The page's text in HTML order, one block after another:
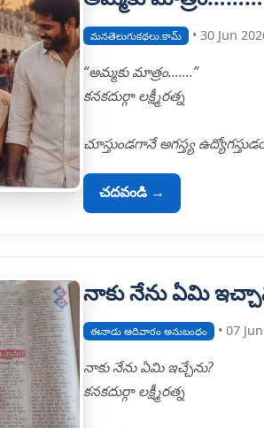
మనతెలుగుకథలు.కామ్ • 30 Jun
“అమ్మకు మాత్రం…….”
కనకదుర్గా లక్ష్మీరత్న
చూస్తుండగానే అగస్త్య
చదవండి →
నాకు నేను ఏమి
ఈనాడు ఆదివారం అనుబంధం • 07
నాకు నేను ఏమి ఇచ్చేను?
కనకదుర్గా లక్ష్మీరత్న